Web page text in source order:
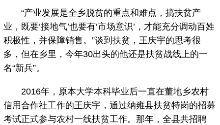
“产业发展是全乡脱贫的重点和难点，搞扶贫产
业，既要‘接地气’也要有‘市场意识’，才能充分调动百姓
积极性，并保障销售。”谈到扶贫，王庆宇的思考很
多，但在乡里，今年30出头的他还是扶贫战线上的一
名“新兵”。
2016年，原本大学本科毕业后一直在董地乡农村
信用合作社工作的王庆宇，通过纳雍县扶贫特岗的招募
考试正式参与农村一线扶贫工作。那年，全县共招聘